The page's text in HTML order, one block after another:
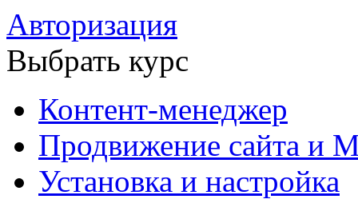
Авторизация
Выбрать курс
Контент-менеджер
Продвижение сайта и
Установка и настройка